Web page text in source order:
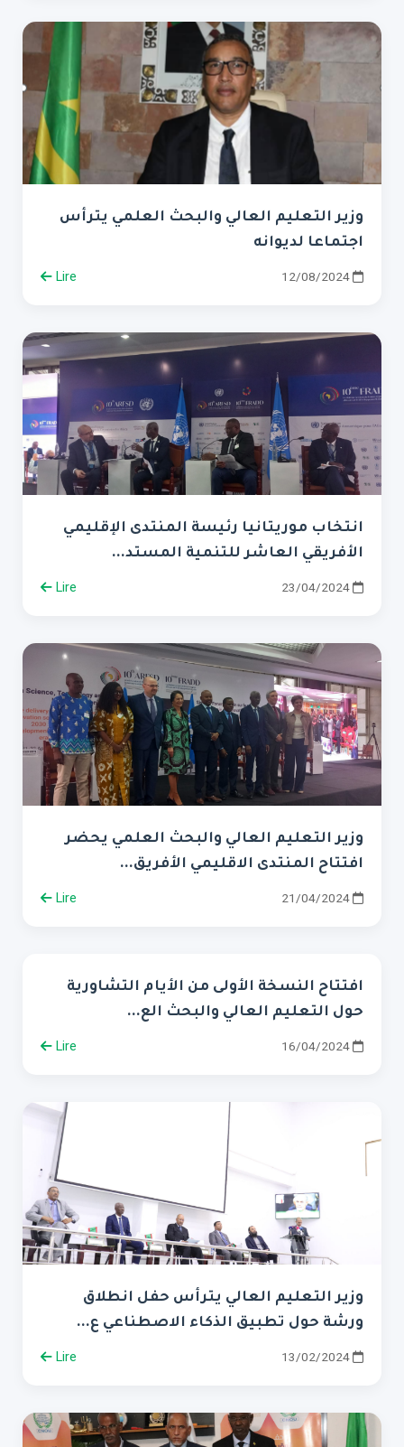
وزير التعليم العالي والبحث العلمي يترأس
اجتماعا لديوانه
12/08/2024
Lire
انتخاب موريتانيا رئيسة المنتدى الإقليمي
الأفريقي العاشر للتنمية المستد...
23/04/2024
Lire
وزير التعليم العالي والبحث العلمي يحضر
افتتاح المنتدى الاقليمي الأفريق...
21/04/2024
Lire
افتتاح النسخة الأولى من الأيام التشاورية
حول التعليم العالي والبحث الع...
16/04/2024
Lire
وزير التعليم العالي يترأس حفل انطلاق
ورشة حول تطبيق الذكاء الاصطناعي ع...
13/02/2024
Lire